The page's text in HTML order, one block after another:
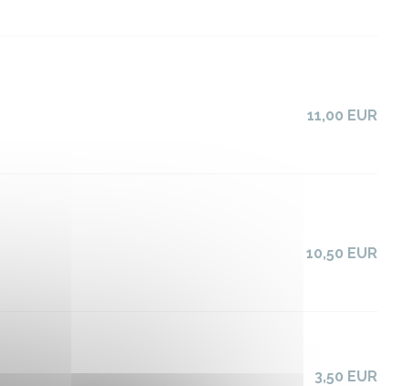
11,00 EUR
10,50 EUR
3,50 EUR